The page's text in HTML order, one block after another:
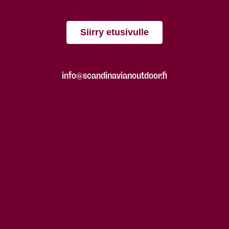
Siirry etusivulle
info@scandinavianoutdoor.fi